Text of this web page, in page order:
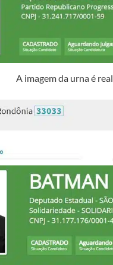
A imagem da urna é real